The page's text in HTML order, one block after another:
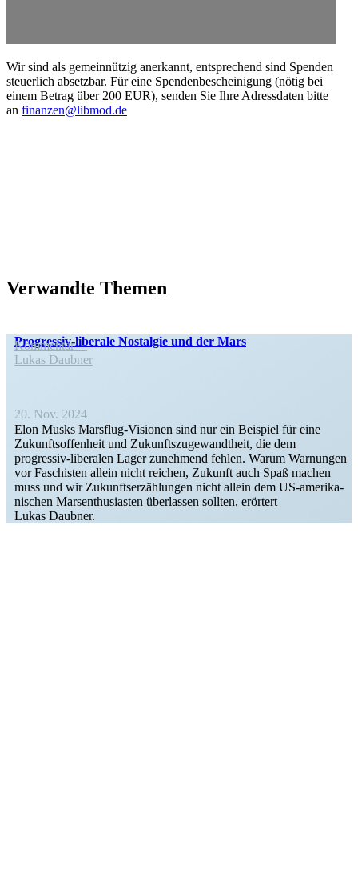
Wir sind als gemein­nützig anerkannt, entspre­chend sind Spenden
steuerlich absetzbar. Für eine Spenden­be­schei­nigung (nötig bei
einem Betrag über 200 EUR), senden Sie Ihre Adress­daten bitte
an finanzen@libmod.de
Verwandte Themen
Progressiv-liberale Nostalgie und der Mars
Kommentar
Lukas Daubner
20. Nov. 2024
Elon Musks Marsflug-Visionen sind nur ein Beispiel für eine
Zukunfts­of­fenheit und Zukunfts­zu­ge­wandtheit, die dem
progressiv-liberalen Lager zunehmend fehlen. Warum Warnungen
vor Faschisten allein nicht reichen, Zukunft auch Spaß machen
muss und wir Zukunfts­er­zäh­lungen nicht allein dem US-ameri­­ka­­
ni­­schen Marsen­thu­si­asten überlassen sollten, erörtert
Lukas Daubner.